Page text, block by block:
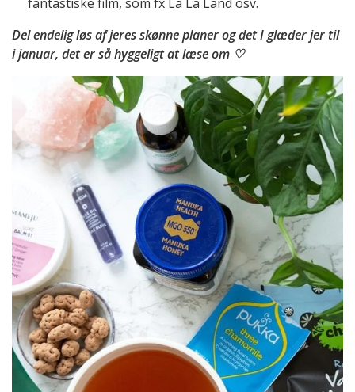
Del endelig løs af jeres skønne planer og det I glæder jer til
i januar, det er så hyggeligt at læse om ♡